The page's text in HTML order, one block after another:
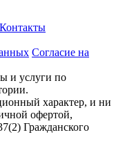
Контакты
Согласие на
и услуги по
характер, и ни
офертой,
Гражданского